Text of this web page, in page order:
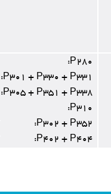
P280:
P301 + P330 + P331:
P305 + P351 + P338:
P310:
P302 + P352:
P402 + P404: